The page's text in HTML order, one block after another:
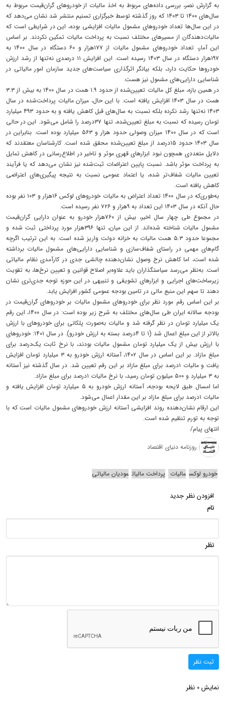
به گزارش نصر، بررسی داده‌‌‌های مربوط به اخذ مالیات از خودروهای گران‌قیمت مربوط به
سال‌های ۱۴۰۰ تا ۱۴۰۳ که روز گذشته توسط خبرگزاری تسنیم منتشر شد نشان می‌دهد که
در این سال‌ها تعداد خودروهای مشمول مالیات افزایشی بوده، این در شرایطی است که
مالیات‌دهندگان از مسیرهای مختلف نسبت به پرداخت مالیات تمکین نکردند. بر اساس
این آمار، تعداد خودروهای مشمول مالیات از ۱۷۷‌هزار و ۶۰ دستگاه در سال ۱۴۰۰ به
۱۹۷‌هزار دستگاه در سال ۱۴۰۳ رسیده است. این افزایش ۱۱ درصدی نه‌‌‌تنها از رشد ارزش
خودروها حکایت دارد، بلکه بیانگر اثرگذاری سیاست‌‌‌های جدید سازمان امور مالیاتی در
شناسایی دارایی‌‌‌های مشمول نیز هست.
در همین بازه، مبلغ کل مالیات تعیین‌‌‌شده از حدود ۱.۹ همت در سال ۱۴۰۰ به بیش از ۳.۳
همت در سال ۱۴۰۳ افزایش یافته است. با این حال، میزان مالیات پرداخت‌‌‌شده در سال
۱۴۰۳ نه‌‌‌تنها رشد نکرده بلکه نسبت به سال‌های قبل کاهش یافته و به حدود ۴۹۳ میلیارد
تومان رسیده که نسبت به مبلغ تعیین‌‌‌شده، تنها ۳۷‌درصد را شامل می‌شود. این در حالی
است که در سال ۱۴۰۰ میزان وصولی حدود ‌هزار و ۵۶۳ میلیارد بوده است. بنابراین در
سال ۱۴۰۳ حدود ۱۵‌درصد از مبلغ تعیین‌شده محقق شده است. کارشناسان معتقدند که
دلایل متعددی همچون نبود ابزارهای قهری موثر و تاخیر در اطلاع‌‌‌رسانی در کاهش تمایل
به پرداخت موثر باشد. نسبت پایین اعتراضات ثبت‌‌‌شده نیز نشان می‌دهد که یا فرآیند
تعیین مالیات شفاف‌‌‌تر شده، یا اعتماد عمومی نسبت به نتیجه پیگیری‌‌‌های اعتراضی
کاهش یافته است.
به‌طوری‌که در سال ۱۴۰۰ تعداد اعتراض به مالیات خودروهای لوکس ۱۶‌هزار و ۱۰۳ نفر بوده
حال آنکه در سال ۱۴۰۳ این تعداد به ۹‌هزار و ۷۲۶ نفر رسیده است.
در مجموع طی چهار سال اخیر، بیش از ۷۶۰‌هزار خودرو به عنوان دارایی گران‌قیمت
مشمول مالیات شناخته شده‌‌‌اند. از این میان، تنها ۳۹۶‌هزار مورد پرداختی ثبت شده و
مجموعا حدود ۵.۳ همت مالیات به خزانه دولت واریز شده است. به این ترتیب اگرچه
گام‌‌‌های مهمی در راستای شفاف‌‌‌سازی و شناسایی دارایی‌‌‌های مشمول مالیات برداشته
شده است، اما کاهش نرخ وصول نشان‌‌‌دهنده‌‌ چالشی جدی در کارآمدی نظام مالیاتی
است. به‌‌‌نظر می‌رسد سیاستگذاران باید علاوه‌‌‌بر اصلاح قوانین و تعیین نرخ‌ها، به تقویت
زیرساخت‌‌‌های اجرایی و ابزارهای تشویقی و تنبیهی در این حوزه توجه جدی‌‌‌تری نشان
دهند تا سهم این منبع مالی در تامین بودجه عمومی کشور افزایش یابد.
بر این اساس رقم مورد نظر برای خودروهای مشمول مالیات بر خودروهای گران‌قیمت در
بودجه سالانه ایران طی سال‌های مختلف به شرح زیر بوده است: در سال ۱۴۰۰، این رقم
یک میلیارد تومان در نظر گرفته شد و مالیات به‌‌‌صورت پلکانی برای خودروهای با ارزش
بالاتر از این مبلغ اعمال شد (۱ تا ۴‌درصد بسته به ارزش خودرو). در سال ۱۴۰۱: خودروهای
با ارزش بیش از یک میلیارد تومان مشمول مالیات بودند، با نرخ ثابت یک‌درصد برای
مبلغ مازاد. بر این اساس در سال ۱۴۰۲، آستانه ارزش خودرو به ۳ میلیارد تومان افزایش
یافت و مالیات ۱‌درصد برای مبلغ مازاد بر این رقم تعیین شد. در سال گذشته نیز آستانه
به ۳ میلیارد و ۵۰۰ میلیون تومان رسید، با نرخ مالیات ۱‌درصد برای مبلغ مازاد.
اما امسال طبق لایحه بودجه، آستانه ارزش خودرو به ۵ میلیارد تومان افزایش یافته و
مالیات ۱‌درصد برای مبلغ مازاد بر این مقدار اعمال می‌شود.
این ارقام نشان‌‌‌دهنده روند افزایشی آستانه ارزش خودروهای مشمول مالیات است که با
توجه به تورم تنظیم شده است.
انتهای پیام/
روزنامه دنیای اقتصاد
خودرو لوکس مالیات پرداخت مالیات مودیان مالیاتی
افزودن نظر جدید
نام
نظر
ثبت نظر
نمایش 0 نظر